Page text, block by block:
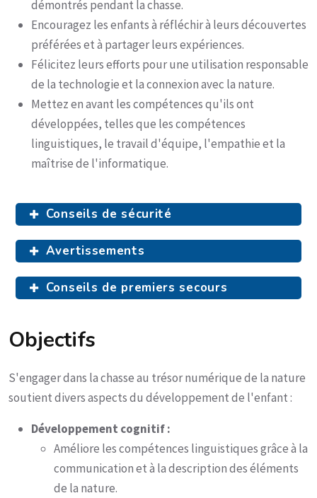
démontrés pendant la chasse.
Encouragez les enfants à réfléchir à leurs découvertes
préférées et à partager leurs expériences.
Félicitez leurs efforts pour une utilisation responsable
de la technologie et la connexion avec la nature.
Mettez en avant les compétences qu'ils ont
développées, telles que les compétences
linguistiques, le travail d'équipe, l'empathie et la
maîtrise de l'informatique.
Conseils de sécurité
Avertissements
Conseils de premiers secours
Objectifs
S'engager dans la chasse au trésor numérique de la nature
soutient divers aspects du développement de l'enfant :
Développement cognitif :
Améliore les compétences linguistiques grâce à la
communication et à la description des éléments
de la nature.